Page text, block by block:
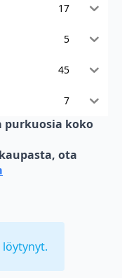
17
5
45
7
purkuosia koko
ota